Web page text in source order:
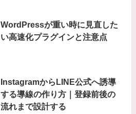
WordPressが重い時に見直した
い高速化プラグインと注意点
InstagramからLINE公式へ誘導
する導線の作り方｜登録前後の
流れまで設計する